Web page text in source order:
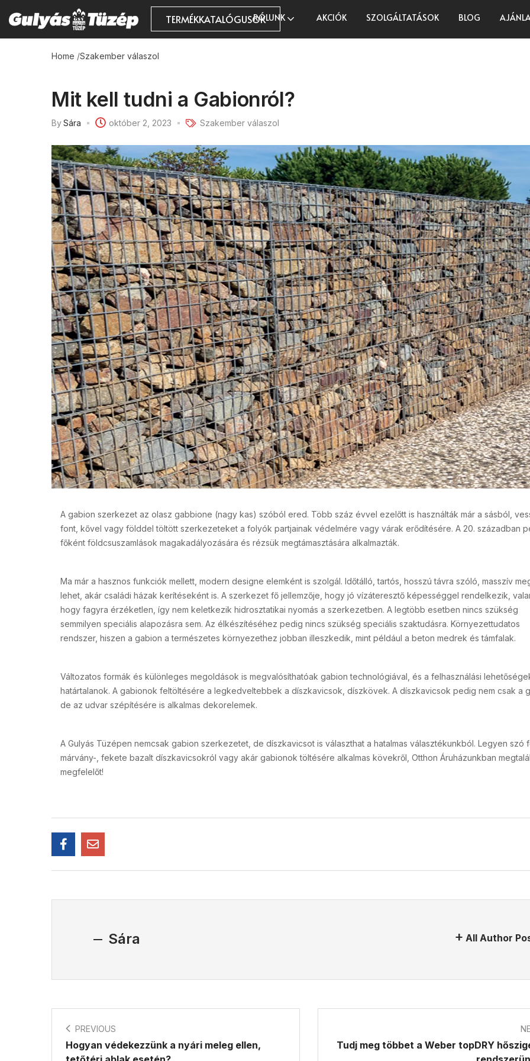
TERMÉKKATALÓGUSOKRÓLUNK AKCIÓK SZOLGÁLTATÁSOK BLOG
Home /Szakember válaszol
Mit kell tudni a Gabionról?
BySára október 2, 2023 Szakember válaszol
A gabion szerkezet az olasz gabbione (nagy kas) szóból ered. Több száz évvel ezelőtt is használták már a sásból,
font, kővel vagy földdel töltött szerkezeteket a folyók partjainak védelmére vagy várak erődítésére. A 20. században
főként földcsuszamlások magakadályozására és rézsük megtámasztására alkalmazták.
Ma már a hasznos funkciók mellett, modern designe elemként is szolgál. Időtálló, tartós, hosszú távra szóló, masszív
lehet, akár családi házak kerítéseként is. A szerkezet fő jellemzője, hogy jó vízáteresztő képességgel rendelkezik,
hogy fagyra érzéketlen, így nem keletkezik hidrosztatikai nyomás a szerkezetben. A legtöbb esetben nincs szükség
semmilyen speciális alapozásra sem. Az élkészítéséhez pedig nincs szükség speciális szaktudásra. Környezettudatos
rendszer, hiszen a gabion a természetes környezethez jobban illeszkedik, mint például a beton medrek és támfalak.
Változatos formák és különleges megoldások is megvalósíthatóak gabion technológiával, és a felhasználási
határtalanok. A gabionok feltöltésére a legkedveltebbek a díszkavicsok, díszkövek. A díszkavicsok pedig nem csak a
de az udvar szépítésére is alkalmas dekorelemek.
A Gulyás Tüzépen nemcsak gabion szerkezetet, de díszkavicsot is választhat a hatalmas választékunkból. Legyen szó
márvány-, fekete bazalt díszkavicsokról vagy akár gabionok töltésére alkalmas kövekről, Otthon Áruházunkban
megfelelőt!
Sára All Author
PREVIOUS
Hogyan védekezzünk a nyári meleg ellen,
Tudj meg többet a Weber topDRY